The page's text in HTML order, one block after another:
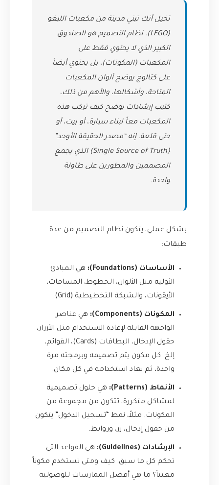
تخيل أنك تبني مدينة من مكعبات الليغو
(LEGO). نظام التصميم هو الصندوق
الكبير الذي لا يحتوي فقط على
المكعبات (المكونات)، بل يحتوي أيضاً
على كتالوج يوضح ألوان المكعبات
المتاحة، وأشكالها، والأهم من ذلك،
كتيب إرشادات يوضح كيف تركب هذه
المكعبات معاً لبناء سيارة، أو بيت، أو
حتى قلعة. إنه “مصدر الحقيقة الأوحد”
(Single Source of Truth) الذي يجمع
المصممين والمطورين على طاولة
واحدة.
بشكل عملي، يتكون نظام التصميم من عدة
طبقات:
الأساسات (Foundations):
هي المبادئ
الأولية مثل الألوان، الخطوط، المسافات،
الأيقونات، والشبكة التخطيطية (Grid).
المكونات (Components):
هي عناصر
الواجهة القابلة لإعادة الاستخدام مثل الأزرار،
حقول الإدخال، البطاقات (Cards)، القوائم،
إلخ. كل مكون يتم تصميمه وبرمجته مرة
واحدة، ثم يعاد استخدامه في كل مكان.
الأنماط (Patterns):
هي حلول تصميمية
لمشاكل متكررة، تتكون من مجموعة من
المكونات. مثلاً، نمط “تسجيل الدخول” يتكون
من حقول إدخال، زر، وروابط.
الإرشادات (Guidelines):
هي القواعد التي
تحكم كل ما سبق. كيف ومتى تستخدم مكوناً
معيناً؟ ما هي أفضل الممارسات للوصولية